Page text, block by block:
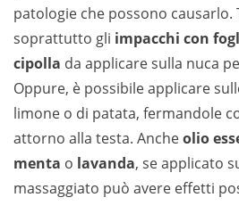
patologie che possono causarlo.
soprattutto gli impacchi con
cipolla da applicare sulla nuca
Oppure, è possibile applicare
limone o di patata, fermandole
attorno alla testa. Ancheolio
menta o lavanda, se applicato
massaggiato può avere effetti